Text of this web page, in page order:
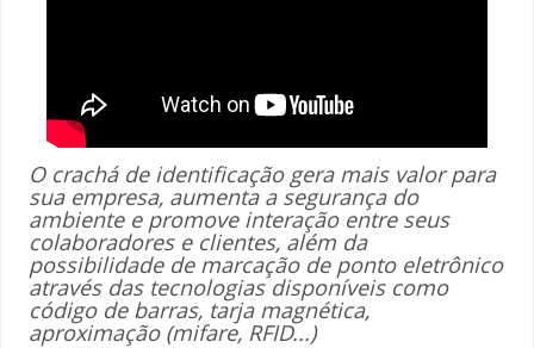
O crachá de identificação gera mais valor para
sua empresa, aumenta a segurança do
ambiente e promove interação entre seus
colaboradores e clientes, além da
possibilidade de marcação de ponto eletrônico
através das tecnologias disponíveis como
código de barras, tarja magnética,
aproximação (mifare, RFID...)